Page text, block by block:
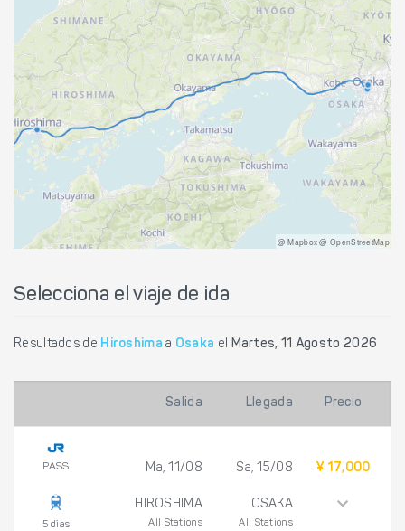
@ Mapbox @ OpenStreetMap
Selecciona el viaje de ida
Resultados de Hiroshima a Osaka el Martes, 11 Agosto 2026
Salida Llegada Precio
PASS
5 días
Ma, 11/08
HIROSHIMA
All Stations
Sa, 15/08
OSAKA
All Stations
¥ 17,000